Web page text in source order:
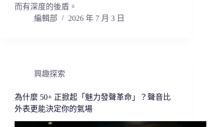
而有深度的後盾。
編輯部
2026 年 7 月 3 日
興趣探索
為什麼 50+ 正掀起「魅力發聲革命」？聲音比
外表更能決定你的氣場